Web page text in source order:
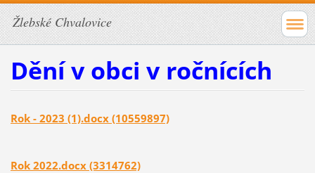
Žlebské Chvalovice
Dění v obci v ročnících
Rok - 2023 (1).docx (10559897)
Rok 2022.docx (3314762)